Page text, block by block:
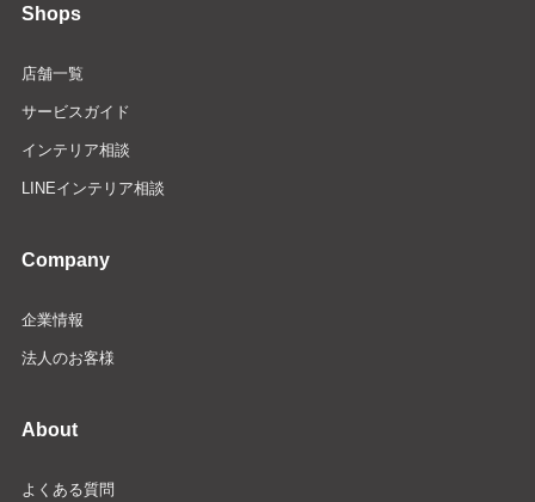
Shops
店舗一覧
サービスガイド
インテリア相談
LINEインテリア相談
Company
企業情報
法人のお客様
About
よくある質問